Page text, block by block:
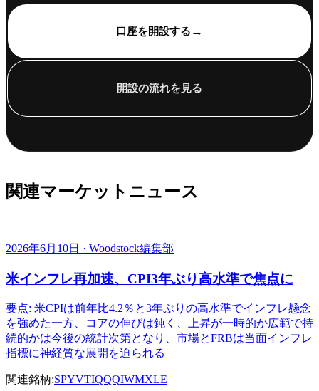
口座を開設する →
開設の流れを見る
関連マーケットニュース
2026年6月10日 · Woodstock編集部
米インフレ再加速、CPI3年ぶり高水準で焦点に
要点: 米CPIは前年比4.2％と3年ぶりの高水準でインフレ懸念
を強めた一方、コアの伸びは鈍く、上昇が一時的か広範で持
続的かは今後の統計次第となり、市場とFRBは当面インフレ
指標に神経質な展開を迫られる
関連銘柄:SPYVTIQQQIWMXLE